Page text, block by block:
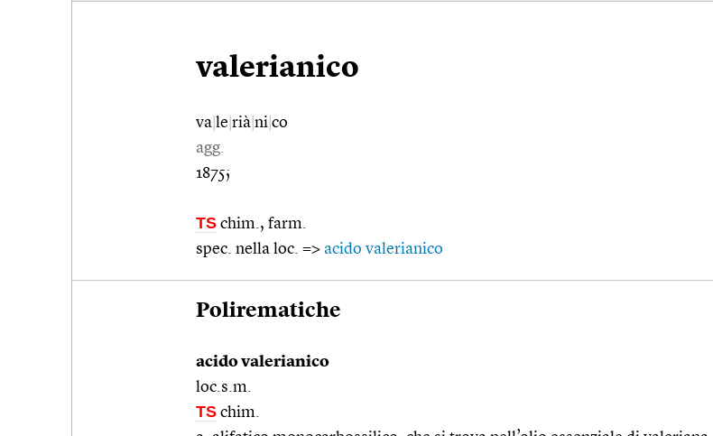
valerianico
va le rià ni co
agg.
1875;
TS chim., farm.
spec. nella loc. => acido valerianico
Polirematiche
acido valerianico
loc.s.m.
TS chim.